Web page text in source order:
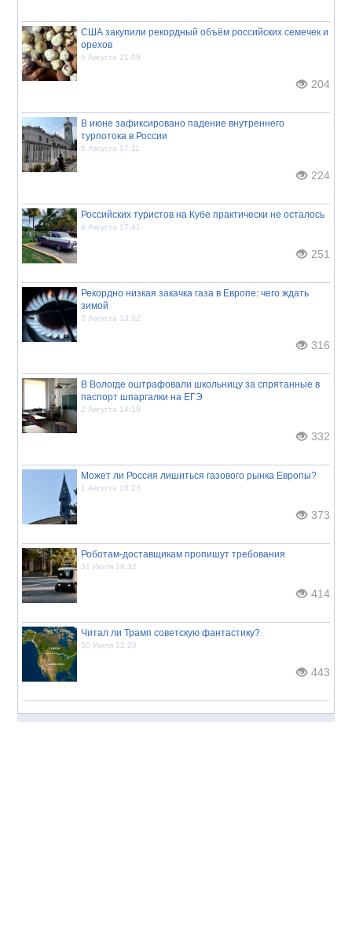
США закупили рекордный объём российских семечек и
орехов
6 Августа 21:09
204
В июне зафиксировано падение внутреннего
турпотока в России
5 Августа 17:11
224
Российских туристов на Кубе практически не осталось
4 Августа 17:41
251
Рекордно низкая закачка газа в Европе: чего ждать
зимой
3 Августа 13:32
316
В Вологде оштрафовали школьницу за спрятанные в
паспорт шпаргалки на ЕГЭ
2 Августа 14:19
332
Может ли Россия лишиться газового рынка Европы?
1 Августа 16:23
373
Роботам-доставщикам пропишут требования
31 Июля 18:32
414
Читал ли Трамп советскую фантастику?
30 Июля 12:20
443